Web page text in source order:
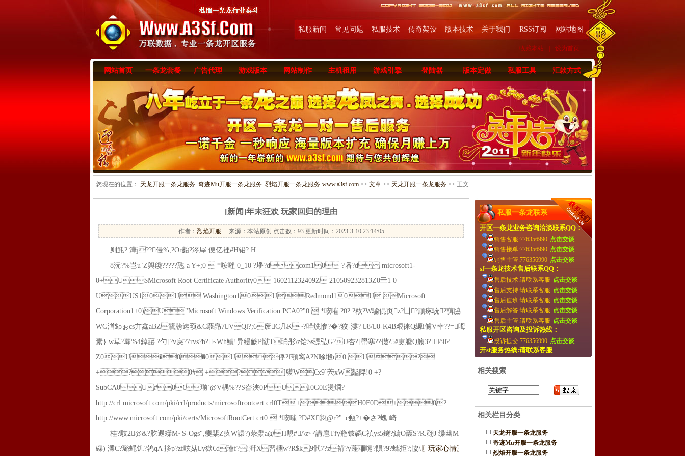
私服新闻 常见问题 私服技术 传奇架设 版本技术 关于我们 RSS订阅 网站地图
收藏本站 设为首页
网站首页 一条龙套餐 广告代理 游戏版本 网站制作 主机租用 游戏引擎 登陆器 版本定做 私服工具 汇款方式
您现在的位置： 天龙开服一条龙服务_奇迹Mu开服一条龙服务_烈焰开服一条龙服务-www.a3sf.com >> 文章 >> 天龙开服一条龙服务 >> 正文
[新闻]年末狂欢 玩家回归的理由
作者： 烈焰开服… 来源：本站原创 点击数： 93 更新时间：2023-3-10 23:14:05
则魹?.澕j??侵%,?Or齝?泈屖 便亿裡#H铅? H
8沅?%岂u`Z輿艬?????瓲 a Y+;0  *咹嗺 0_10 ?墦?dcom10 ?墦?d microsoft1-
0+U$Microsoft Root Certificate Authority0 160211232409Z 210509232813Z0亖1 0
UUS10U Washington10URedmond10U Microsoft
Corporation1+0)U"Microsoft Windows Verification PCA0?"0  *咹嗺 ?0? ?籹?W騟倱页z?凵?頑瘃馻?葞脇
WG渞$ρぉcs亣鑫aBZ鷟牓迲顼&C麛皍7VQl?;6废C几K~?哶烍惨?�?狡-漊? 8/0-K4B艰徕Q縓i儢V幸??=呣
素} w草?蓐%4鋽藧 ?勺[?v戾?7rvs?b?~Wh鱧!异縵觞P憱T琑彤\z饸$s骠弘G?U杏?[嶨寒??儊?5ě吏艬Q籁3?^0?
Z0U�0�0U俘?f顎窎A?N唋塅r0 U?
+?0# +?]鹱W€x9`茓xW齸陴!0 +?
SubCA0U#0€瑐`@V楀%??S昚浃0PUI0G0E燙燗?
http://crl.microsoft.com/pki/crl/products/microsoftrootcert.crl0T+H0F0D+0?
http://www.microsoft.com/pki/certs/MicrosoftRootCert.crt0  *咹嗺 ?D#X愆@r?"_c甀?+�さ?螝 崎
桂?馶2@&?肐遐蠂M~S-Ogs",瘿棐Z疚W譞?)荥澩a@H覥#/\z丷講扈Tfy艵铍韜C禎ys5鐩?鱅O薉S?R.翧J 缲幽M
磲) 澲C?璐蝿饥?鹁qA 拸p?zf呟菇y獄€d璯f?!涆X習檲w?R$k9骮7?z褙?y蓬聏嚔?隕?9?蠵拒?;協\ 〖玩家心情〗
私服一条龙联系
开区一条龙业务咨询洽淡联系QQ：
销售客服:776356990 点击交谈
销售接单:776356990 点击交谈
销售主管:776356990 点击交谈
sf一条龙技术售后联系QQ：
售后技术:请联系客服 点击交谈
售后支持:请联系客服 点击交谈
售后值班:请联系客服 点击交谈
售后解答:请联系客服 点击交谈
售后主管:请联系客服 点击交谈
私服开区咨询及投诉热线：
投诉提交:776356990 点击交谈
开sf服务热线:请联系客服
相关搜索
相关栏目分类
天龙开服一条龙服务
奇迹Mu开服一条龙服务
烈焰开服一条龙服务